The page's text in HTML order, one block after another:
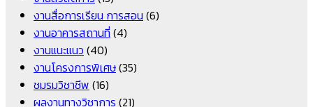
งานสื่อการเรียน การสอน (6)
งานอาคารสถานที่ (4)
งานแนะแนว (40)
งานโครงการพิเศษ(35)
ชมรมวิชาชีพ (16)
ผลงานทางวิชาการ (21)